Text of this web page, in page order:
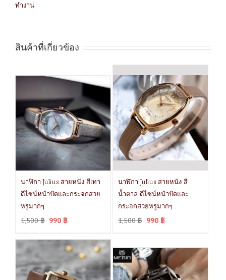
ทำงาน
สินค้าที่เกี่ยวข้อง
นาฬิกา Julius สายหนัง สีเทา
ดีไซน์หน้าปัดและกระจกสวย
หรูมากๆ
1,500฿ 990 ฿
นาฬิกา Julius สายหนัง สี
น้ำตาล ดีไซน์หน้าปัดและ
กระจกสวยหรูมากๆ
1,500฿ 990 ฿